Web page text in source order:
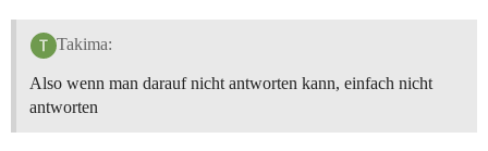
Takima:
Also wenn man darauf nicht antworten kann, einfach nicht
antworten